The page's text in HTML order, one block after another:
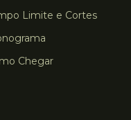
Limite e Cortes
Chegar